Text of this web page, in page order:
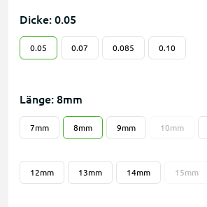
Dicke: 0.05
0.05 0.07 0.085 0.10
Länge: 8mm
7mm 8mm 9mm 10mm
12mm 13mm 14mm 15mm